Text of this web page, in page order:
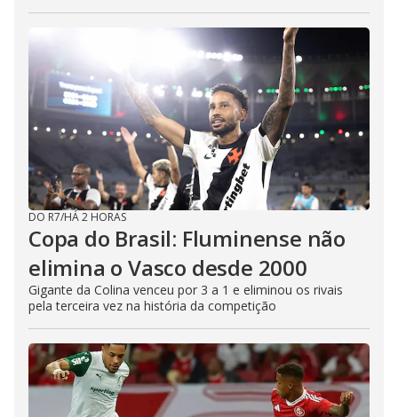
DO R7/HÁ 2 HORAS
Copa do Brasil: Fluminense não
elimina o Vasco desde 2000
Gigante da Colina venceu por 3 a 1 e eliminou os rivais
pela terceira vez na história da competição